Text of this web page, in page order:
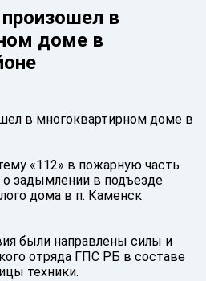
в
доме в
в многоквартирном доме в
«112» в пожарную часть
задымлении в подъезде
дома в п. Каменск
были направлены силы и
отряда ГПС РБ в составе
техники.